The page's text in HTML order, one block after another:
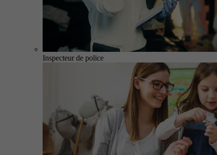
Inspecteur de police